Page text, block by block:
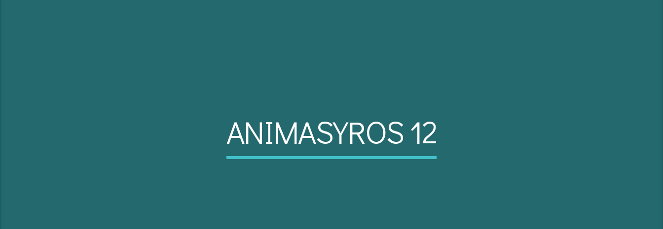
ANIMASYROS 12